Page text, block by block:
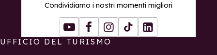
Condividiamo i nostri momenti migliori
YoutubeFacebookInstagram
Tiktok LinkedIn
UFFICIO DEL TURISMO